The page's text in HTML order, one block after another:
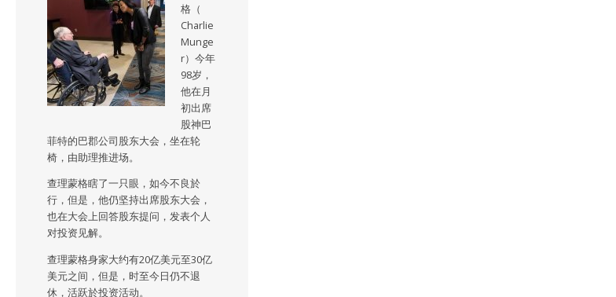
格（
Charlie
Munge
r）今年
98岁，
他在月
初出席
股神巴
菲特的巴郡公司股东大会，坐在轮
椅，由助理推进场。
查理蒙格瞎了一只眼，如今不良於
行，但是，他仍坚持出席股东大会，
也在大会上回答股东提问，发表个人
对投资见解。
查理蒙格身家大约有20亿美元至30亿
美元之间，但是，时至今日仍不退
休，活跃於投资活动。